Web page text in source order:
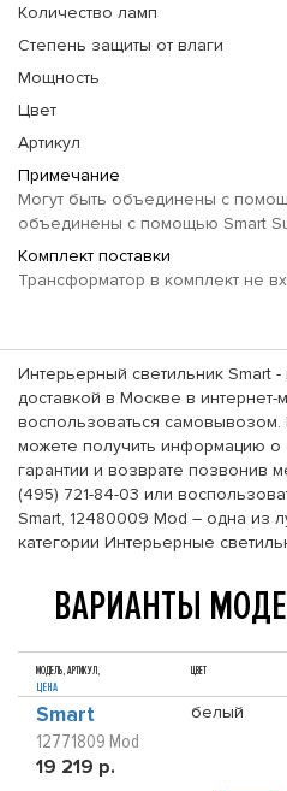
Количество ламп
Степень защиты от влаги
Мощность
Цвет
Артикул
Примечание
Могут быть объединены с
объединены с помощью Smart
Комплект поставки
Трансформатор в комплект не
Интерьерный светильник Smart
доставкой в Москве в интернет-
воспользоваться
можете получить информацию о
гарантии и возврате позвонив
(495) 721-84-03 или
Smart, 12480009 Mod – одна из
категории Интерьерные
ВАРИАНТЫ
МОДЕЛЬ, АРТИКУЛ,
ЦЕНА
ЦВЕТ
Smart
12771809 Mod
19 219 р.
белый